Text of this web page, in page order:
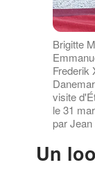
Brigitte
Frederik
visite
le 31
par
Un